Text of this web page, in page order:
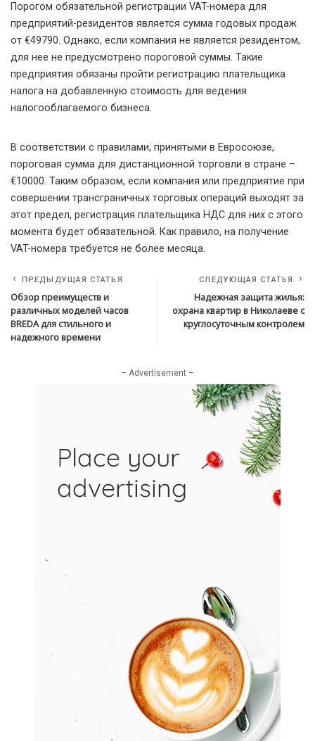
Порогом обязательной регистрации VAT-номера для
предприятий-резидентов является сумма годовых продаж
от €49790. Однако, если компания не является резидентом,
для нее не предусмотрено пороговой суммы. Такие
предприятия обязаны пройти регистрацию плательщика
налога на добавленную стоимость для ведения
налогооблагаемого бизнеса.
В соответствии с правилами, принятыми в Евросоюзе,
пороговая сумма для дистанционной торговли в стране –
€10000. Таким образом, если компания или предприятие при
совершении трансграничных торговых операций выходят за
этот предел, регистрация плательщика НДС для них с этого
момента будет обязательной. Как правило, на получение
VAT-номера требуется не более месяца.
ПРЕДЫДУЩАЯ СТАТЬЯ
Обзор преимуществ и
различных моделей часов
BREDA для стильного и
надежного времени
СЛЕДУЮЩАЯ СТАТЬЯ
Надежная защита жилья:
охрана квартир в Николаеве с
круглосуточным контролем
– Advertisement –